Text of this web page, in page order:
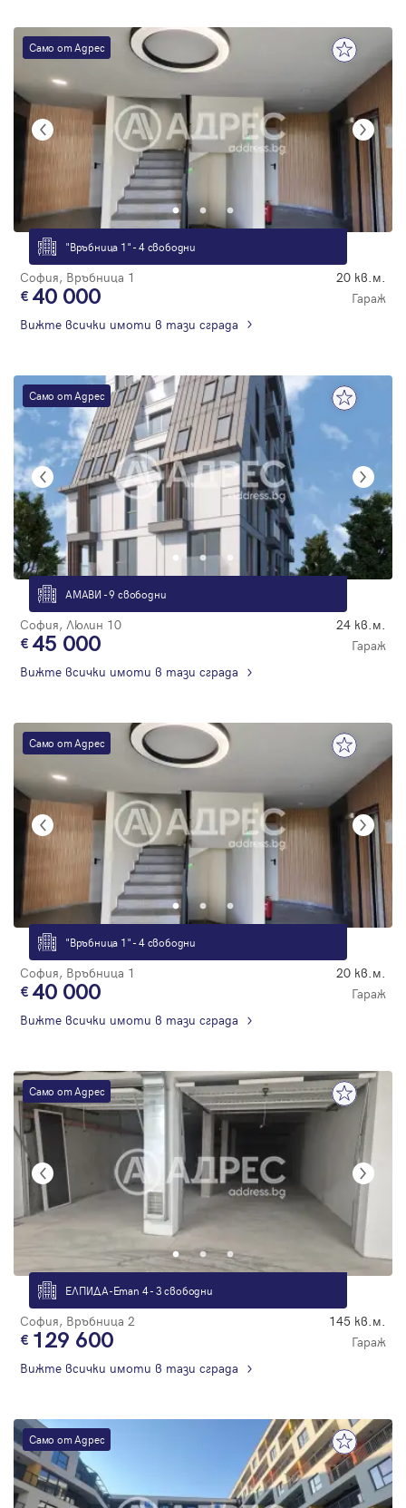
Само от Адрес
"Връбница 1" - 4 свободни
София, Връбница 1 20 кв.м.
40 000
Гараж
Вижте всички имоти в тази сграда
Само от Адрес
АМАВИ - 9 свободни
София, Люлин 10 24 кв.м.
45 000
Гараж
Вижте всички имоти в тази сграда
Само от Адрес
"Връбница 1" - 4 свободни
София, Връбница 1 20 кв.м.
40 000
Гараж
Вижте всички имоти в тази сграда
Само от Адрес
ЕЛПИДА-Етап 4 - 3 свободни
София, Връбница 2 145 кв.м.
129 600
Гараж
Вижте всички имоти в тази сграда
Само от Адрес